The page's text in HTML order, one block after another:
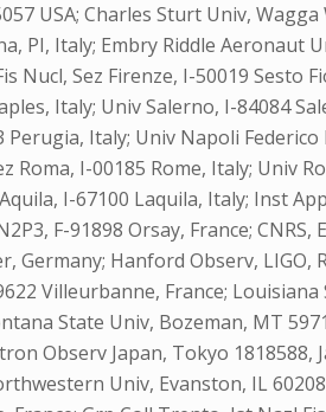
USA; Charles Sturt Univ,
PI, Italy; Embry Riddle Aeronaut
Nucl, Sez Firenze, I-50019 Sesto
Italy; Univ Salerno, I-84084
Italy; Univ Napoli Federico
Roma, I-00185 Rome, Italy; Univ
I-67100 Laquila, Italy; Inst
F-91898 Orsay, France; CNRS,
Germany; Hanford Observ, LIGO,
Villeurbanne, France;
State Univ, Bozeman, MT
Observ Japan, Tokyo
Univ, Evanston, IL